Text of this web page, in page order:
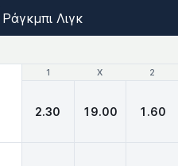
Ράγκμπι Λιγκ
1 X 2
1 X 2
2.30 19.00 1.60